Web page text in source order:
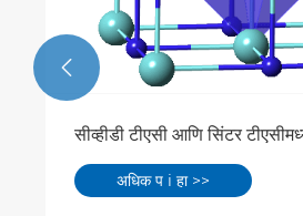
तीन एसआयसी सिंगल क्रिस्टल
